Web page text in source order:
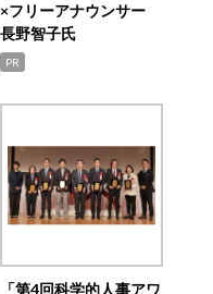
×フリーアナウンサー
長野智子氏
PR
「第4回科学的人事アワ